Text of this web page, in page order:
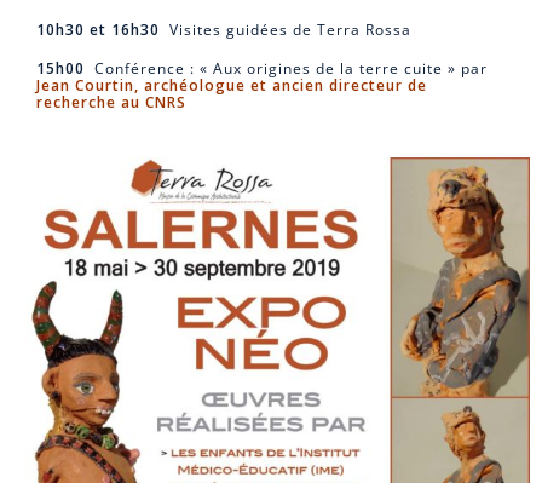
10h30 et 16h30 Visites guidées de Terra Rossa
15h00 Conférence : « Aux origines de la terre cuite » par
Jean Courtin, archéologue et ancien directeur de
recherche au CNRS